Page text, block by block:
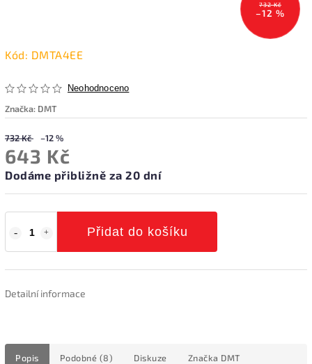
732 Kč
–12 %
Kód: DMTA4EE
Neohodnoceno
Značka: DMT
732 Kč –12 %
643 Kč
Dodáme přibližně za 20 dní
Přidat do košíku
Detailní informace
Popis Podobné (8) Diskuze Značka DMT